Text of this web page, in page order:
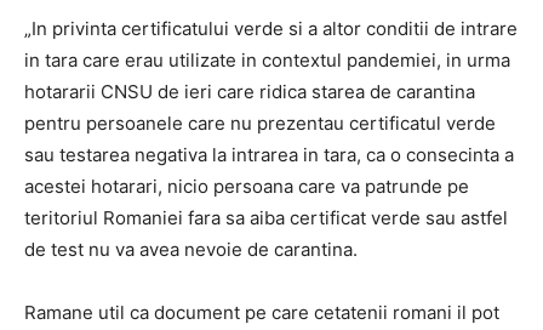
„In privinta certificatului verde si a altor conditii de intrare
in tara care erau utilizate in contextul pandemiei, in urma
hotararii CNSU de ieri care ridica starea de carantina
pentru persoanele care nu prezentau certificatul verde
sau testarea negativa la intrarea in tara, ca o consecinta a
acestei hotarari, nicio persoana care va patrunde pe
teritoriul Romaniei fara sa aiba certificat verde sau astfel
de test nu va avea nevoie de carantina.
Ramane util ca document pe care cetatenii romani il pot